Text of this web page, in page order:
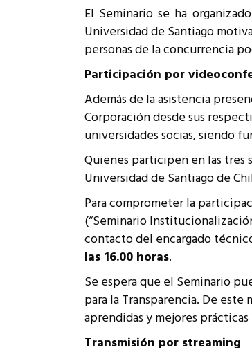
Cumplimiento Legal
El Seminario se ha
Universidad de Santiago
personas de la concurrencia
Participación por
Además de la asistencia
Corporación desde sus
universidades socias, siendo
Quienes participen en las tres
Universidad de Santiago de
Para comprometer la
(“Seminario
contacto del encargado
las 16.00 horas.
Se espera que el Seminario
para la Transparencia. De
aprendidas y mejores
Transmisión por streaming